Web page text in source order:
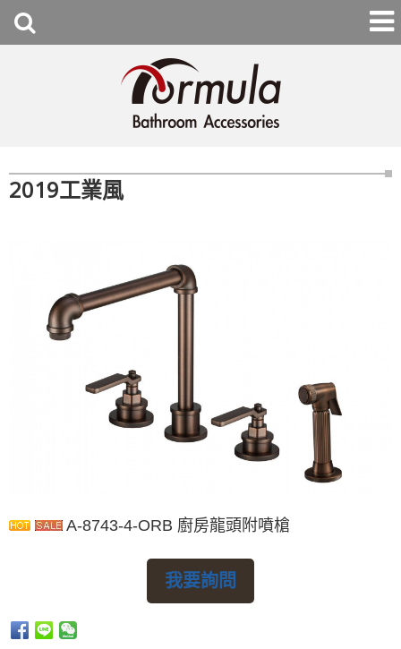
2019工業風
A-8743-4-ORB 廚房龍頭附噴槍
我要詢問